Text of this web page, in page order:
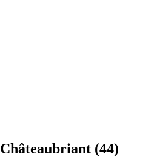
Châteaubriant (44)